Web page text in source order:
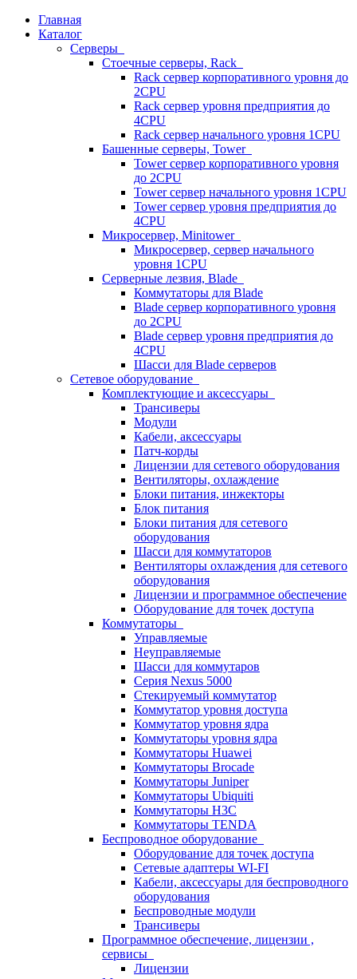
Главная
Каталог
Серверы
Стоечные серверы, Rack
Rack сервер корпоративного уровня до
2CPU
Rack сервер уровня предприятия до
4CPU
Rack сервер начального уровня 1CPU
Башенные серверы, Tower
Tower сервер корпоративного уровня
до 2CPU
Tower сервер начального уровня 1CPU
Tower сервер уровня предприятия до
4CPU
Микросервер, Minitower
Микросервер, сервер начального
уровня 1CPU
Серверные лезвия, Blade
Коммутаторы для Blade
Blade сервер корпоративного уровня
до 2CPU
Blade сервер уровня предприятия до
4CPU
Шасси для Blade серверов
Сетевое оборудование
Комплектующие и аксессуары
Трансиверы
Модули
Кабели, аксессуары
Патч-корды
Лицензии для сетевого оборудования
Вентиляторы, охлаждение
Блоки питания, инжекторы
Блок питания
Блоки питания для сетевого
оборудования
Шасси для коммутаторов
Вентиляторы охлаждения для сетевого
оборудования
Лицензии и программное обеспечение
Оборудование для точек доступа
Коммутаторы
Управляемые
Неуправляемые
Шасси для коммутаров
Серия Nexus 5000
Стекируемый коммутатор
Коммутатор уровня доступа
Коммутатор уровня ядра
Коммутаторы уровня ядра
Коммутаторы Huawei
Коммутаторы Brocade
Коммутаторы Juniper
Коммутаторы Ubiquiti
Коммутаторы H3C
Коммутаторы TENDA
Беспроводное оборудование
Оборудование для точек доступа
Сетевые адаптеры WI-FI
Кабели, аксессуары для беспроводного
оборудования
Беспроводные модули
Трансиверы
Программное обеспечение, лицензии ,
сервисы
Лицензии